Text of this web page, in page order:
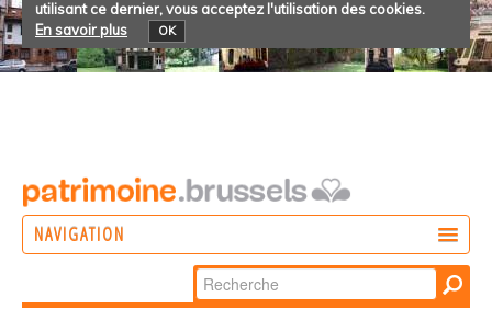
utilisant ce dernier, vous acceptez l'utilisation des cookies.
En savoir plus
OK
NAVIGATION
Chercher par
Recherche